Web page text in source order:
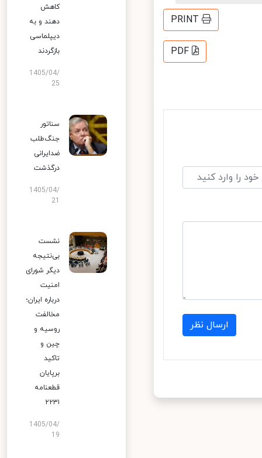
PRINT
PDF
ارسال نظر
کاهش
دهند و به
دیپلماسی
بازگردند
1405/04/
25
سناتور
جنگ‌طلب
ضدایرانی
درگذشت
1405/04/
نشست
بی‌نتیجه
دیگر شورای
امنیت
درباره ایران؛
مخالفت
روسیه و
چین و
تاکید
برپایان
قطعنامه
۲۲۳۱
1405/04/
19